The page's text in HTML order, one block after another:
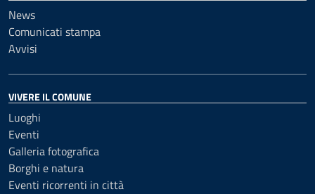
News
Comunicati stampa
Avvisi
VIVERE IL COMUNE
Luoghi
Eventi
Galleria fotografica
Borghi e natura
Eventi ricorrenti in città